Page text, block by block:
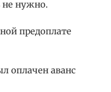
не нужно.
предоплате
оплачен аванс